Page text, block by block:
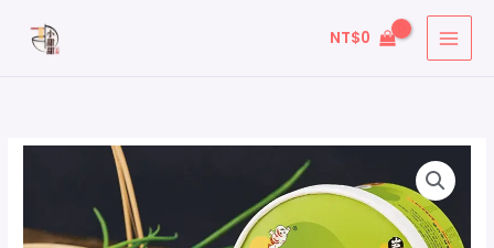
NT$0
尋